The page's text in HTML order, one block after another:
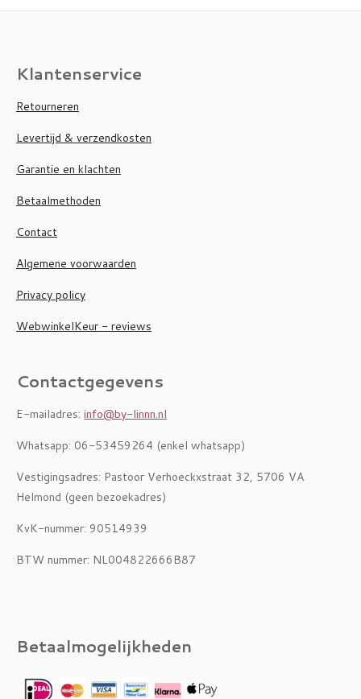
Klantenservice
Retourneren
Levertijd & verzendkosten
Garantie en klachten
Betaalmethoden
Contact
Algemene voorwaarden
Privacy policy
WebwinkelKeur - reviews
Contactgegevens
E-mailadres: info@by-linnn.nl
Whatsapp: 06-53459264 (enkel whatsapp)
Vestigingsadres: Pastoor Verhoeckxstraat 32, 5706 VA
Helmond (geen bezoekadres)
KvK-nummer: 90514939
BTW nummer: NL004822666B87
Betaalmogelijkheden